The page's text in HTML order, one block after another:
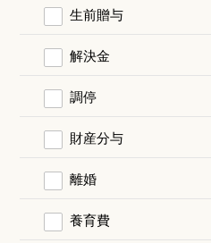
生前贈与
解決金
調停
財産分与
離婚
養育費